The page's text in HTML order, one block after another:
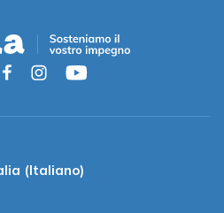
(Italiano)